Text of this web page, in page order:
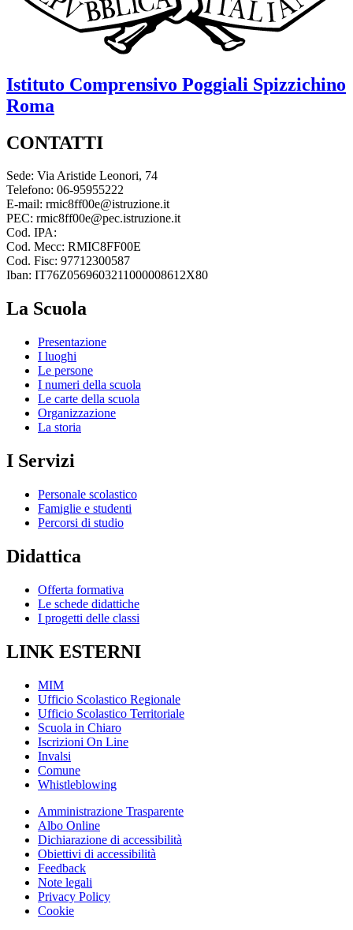
Istituto Comprensivo Poggiali Spizzichino
Roma
CONTATTI
Sede: Via Aristide Leonori, 74
Telefono: 06-95955222
E-mail: rmic8ff00e@istruzione.it
PEC: rmic8ff00e@pec.istruzione.it
Cod. IPA:
Cod. Mecc: RMIC8FF00E
Cod. Fisc: 97712300587
Iban: IT76Z0569603211000008612X80
La Scuola
Presentazione
I luoghi
Le persone
I numeri della scuola
Le carte della scuola
Organizzazione
La storia
I Servizi
Personale scolastico
Famiglie e studenti
Percorsi di studio
Didattica
Offerta formativa
Le schede didattiche
I progetti delle classi
LINK ESTERNI
MIM
Ufficio Scolastico Regionale
Ufficio Scolastico Territoriale
Scuola in Chiaro
Iscrizioni On Line
Invalsi
Comune
Whistleblowing
Amministrazione Trasparente
Albo Online
Dichiarazione di accessibilità
Obiettivi di accessibilità
Feedback
Note legali
Privacy Policy
Cookie